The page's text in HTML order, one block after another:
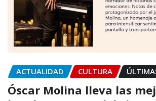
ACTUALIDAD CULTURA
Óscar Molina lleva las